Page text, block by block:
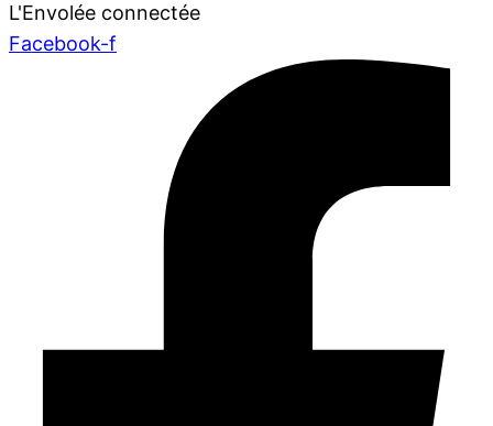
L'Envolée connectée
Facebook-f